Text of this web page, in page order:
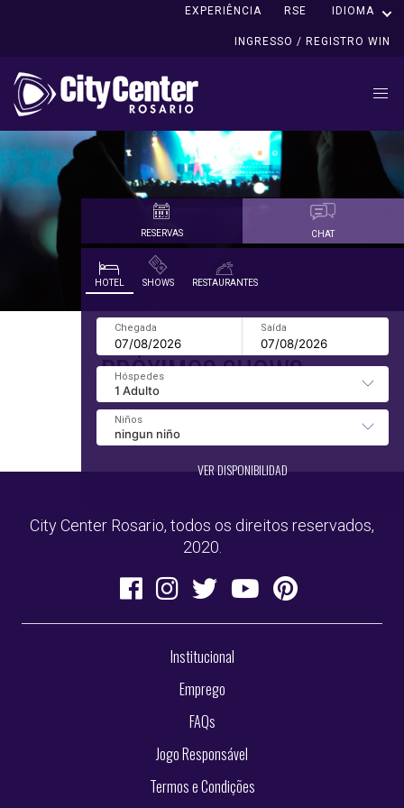
EXPERIÊNCIA RSE IDIOMA
INGRESSO / REGISTRO WIN
RESERVAS CHAT
HOTEL SHOWS RESTAURANTES
VER DISPONIBILIDAD
PRÓXIMOS SHOWS
City Center Rosario, todos os direitos reservados,
2020.
Institucional
Emprego
FAQs
Jogo Responsável
Termos e Condições